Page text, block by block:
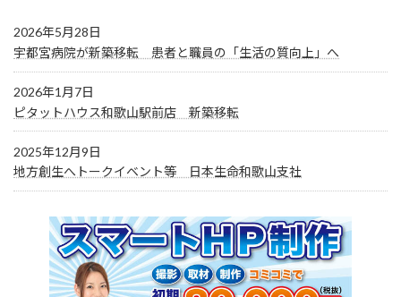
2026年5月28日
宇都宮病院が新築移転 患者と職員の「生活の質向上」へ
2026年1月7日
ピタットハウス和歌山駅前店 新築移転
2025年12月9日
地方創生へトークイベント等 日本生命和歌山支社